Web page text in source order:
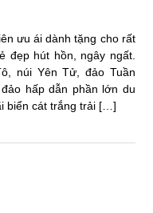
ưu ái dành tặng cho rất
đẹp hút hồn, ngây ngất.
núi Yên Tử, đảo Tuần
hấp dẫn phần lớn du
biển cát trắng trải […]